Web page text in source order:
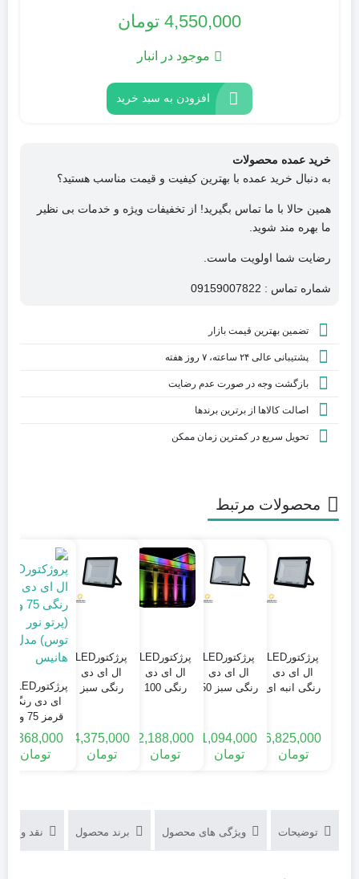
4,550,000 تومان
موجود در انبار
افزودن به سبد خرید
خرید عمده محصولات
به دنبال خرید عمده با بهترین کیفیت و قیمت مناسب هستید؟
همین حالا با ما تماس بگیرید! از تخفیفات ویژه و خدمات بی نظیر
ما بهره مند شوید.
رضایت شما اولویت ماست.
شماره تماس : 09159007822
تضمین بهترین قیمت بازار
پشتیبانی عالی ۲۴ ساعته، ۷ روز هفته
بازگشت وجه در صورت عدم رضایت
اصالت کالاها از برترین برندها
تحویل سریع در کمترین زمان ممکن
محصولات مرتبط
پرژکتورLED
ال ای دی
رنگی انبه ای
توس) مدل
هانیس
6,825,000
تومان
پرژکتورLED
ال ای دی
رنگی سبز 50
هانیس
1,094,000
تومان
پرژکتورLED
ال ای دی
رنگی 100
هانیس
2,188,000
تومان
پرژکتورLED
ال ای دی
رنگی سبز
توس) مدل
هانیس
4,375,000
تومان
ای دی رنگی
قرمز 75 وات
(پرتو نور توس)
مدل هانیس
1,368,000
تومان
توضیحات ویژگی های محصول برند محصول نقد و